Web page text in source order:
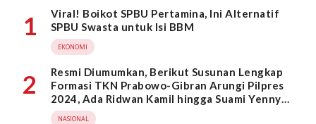
1
Viral! Boikot SPBU Pertamina, Ini Alternatif
SPBU Swasta untuk Isi BBM
EKONOMI
2
Resmi Diumumkan, Berikut Susunan Lengkap
Formasi TKN Prabowo-Gibran Arungi Pilpres
2024, Ada Ridwan Kamil hingga Suami Yenny
Wahid
NASIONAL